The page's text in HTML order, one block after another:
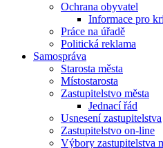
Ochrana obyvatel
Informace pro
Práce na úřadě
Politická reklama
Samospráva
Starosta města
Místostarosta
Zastupitelstvo města
Jednací řád
Usnesení zastupitelstva
Zastupitelstvo on-line
Výbory zastupitelstva